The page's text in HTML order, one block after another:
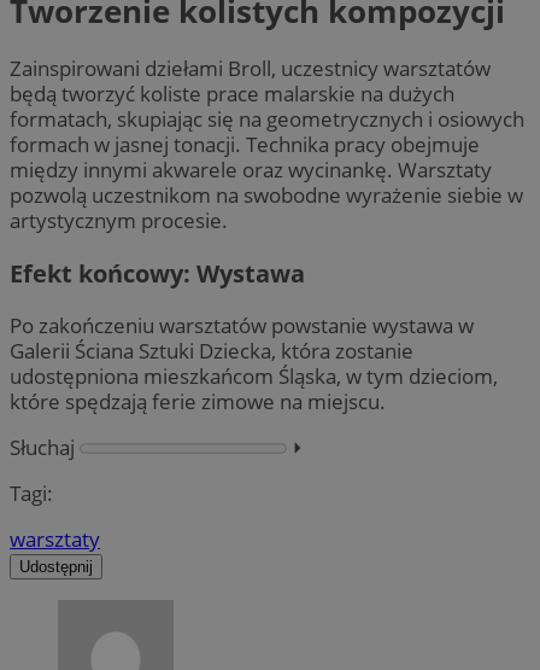
Tworzenie kolistych kompozycji
Zainspirowani dziełami Broll, uczestnicy warsztatów
będą tworzyć koliste prace malarskie na dużych
formatach, skupiając się na geometrycznych i osiowych
formach w jasnej tonacji. Technika pracy obejmuje
między innymi akwarele oraz wycinankę. Warsztaty
pozwolą uczestnikom na swobodne wyrażenie siebie w
artystycznym procesie.
Efekt końcowy: Wystawa
Po zakończeniu warsztatów powstanie wystawa w
Galerii Ściana Sztuki Dziecka, która zostanie
udostępniona mieszkańcom Śląska, w tym dzieciom,
które spędzają ferie zimowe na miejscu.
Słuchaj
⏵︎
Tagi:
warsztaty
Udostępnij